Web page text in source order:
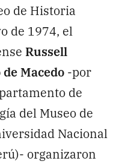
de Historia
de 1974, el
Russell
Macedo-por
de
del Museo de
Nacional
organizaron